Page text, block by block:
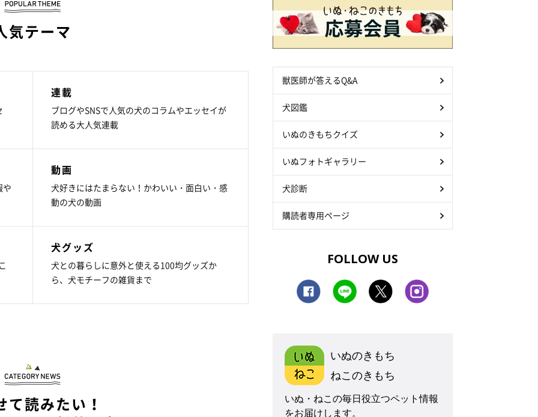
気テーマ
連載
ブログやSNSで人気の犬のコラムやエッセイが
読める大人気連載
や
動画
犬好きにはたまらない！かわいい・面白い・感
動の犬の動画
犬グッズ
犬との暮らしに意外と使える100均グッズか
ら、犬モチーフの雑貨まで
て読みたい！
獣医師が答えるQ&A
犬図鑑
いぬのきもちクイズ
いぬフォトギャラリー
犬診断
購読者専用ページ
FOLLOW US
いぬのきもち
ねこのきもち
いぬ・ねこの毎日役立つペット情報
をお届けします。